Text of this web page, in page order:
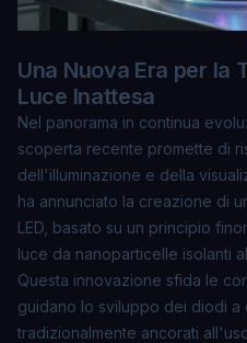
Una Nuova Era per la
Luce Inattesa
Nel panorama in continua
scoperta recente promette di
dell'illuminazione e della
ha annunciato la creazione di
LED, basato su un principio
luce da nanoparticelle isolanti
Questa innovazione sfida le
guidano lo sviluppo dei diodi a
tradizionalmente ancorati